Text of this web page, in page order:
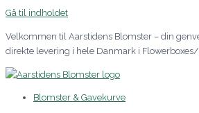
Gå til indholdet
Velkommen til Aarstidens Blomster – din
direkte levering i hele Danmark i Flowerboxes/
Blomster & Gavekurve